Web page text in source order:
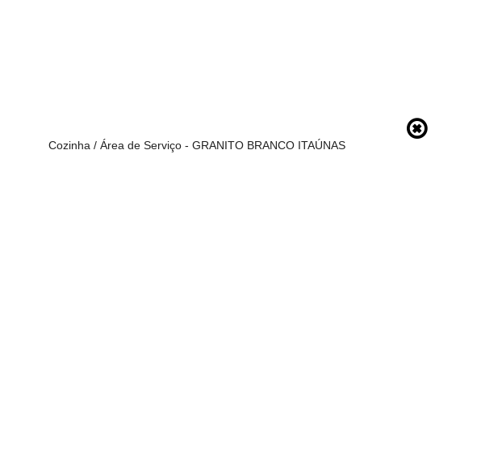
Cozinha / Área de Serviço - GRANITO BRANCO ITAÚNAS